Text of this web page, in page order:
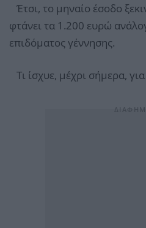
Έτσι, το μηναίο έσοδο
φτάνει τα 1.200 ευρώ
επιδόματος γέννησης.
Τι ίσχυε, μέχρι σήμερα,